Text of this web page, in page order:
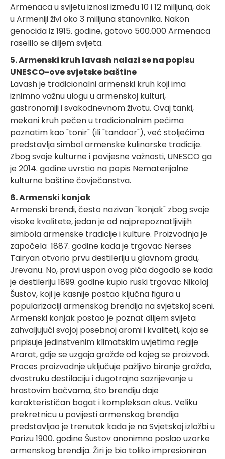
Armenaca u svijetu iznosi između 10 i 12 milijuna, dok
u Armeniji živi oko 3 milijuna stanovnika. Nakon
genocida iz 1915. godine, gotovo 500.000 Armenaca
raselilo se diljem svijeta.
5. Armenski kruh lavash nalazi se na popisu
UNESCO-ove svjetske baštine
Lavash je tradicionalni armenski kruh koji ima
iznimno važnu ulogu u armenskoj kulturi,
gastronomiji i svakodnevnom životu. Ovaj tanki,
mekani kruh pečen u tradicionalnim pećima
poznatim kao "tonir" (ili "tandoor"), već stoljećima
predstavlja simbol armenske kulinarske tradicije.
Zbog svoje kulturne i povijesne važnosti, UNESCO ga
je 2014. godine uvrstio na popis Nematerijalne
kulturne baštine čovječanstva.
6. Armenski konjak
Armenski brendi, često nazivan "konjak" zbog svoje
visoke kvalitete, jedan je od najprepoznatljivijih
simbola armenske tradicije i kulture. Proizvodnja je
započela 1887. godine kada je trgovac Nerses
Tairyan otvorio prvu destileriju u glavnom gradu,
Jrevanu. No, pravi uspon ovog pića dogodio se kada
je destileriju 1899. godine kupio ruski trgovac Nikolaj
Šustov, koji je kasnije postao ključna figura u
popularizaciji armenskog brendija na svjetskoj sceni.
Armenski konjak postao je poznat diljem svijeta
zahvaljujući svojoj posebnoj aromi i kvaliteti, koja se
pripisuje jedinstvenim klimatskim uvjetima regije
Ararat, gdje se uzgaja grožđe od kojeg se proizvodi.
Proces proizvodnje uključuje pažljivo biranje grožđa,
dvostruku destilaciju i dugotrajno sazrijevanje u
hrastovim bačvama, što brendiju daje
karakterističan bogat i kompleksan okus. Veliku
prekretnicu u povijesti armenskog brendija
predstavljao je trenutak kada je na Svjetskoj izložbi u
Parizu 1900. godine Šustov anonimno poslao uzorke
armenskog brendija. Žiri je bio toliko impresioniran